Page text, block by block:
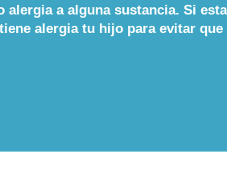
alergia a alguna sustancia. Si
alergia tu hijo para evitar